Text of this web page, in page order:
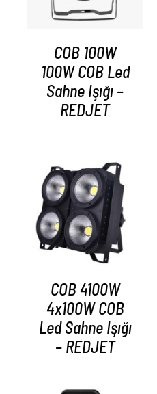
COB 100W
100W COB Led
Sahne Işığı –
REDJET
AYRINTILAR
COB 4100W
4x100W COB
Led Sahne Işığı
– REDJET